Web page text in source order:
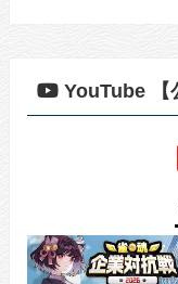
YouTube 【